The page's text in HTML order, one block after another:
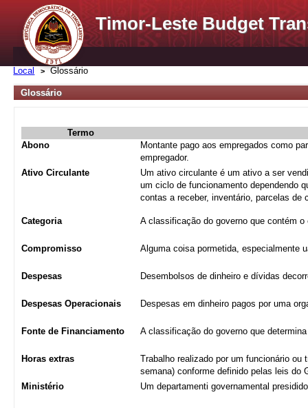
Timor-Leste Budget
Local Glossário
Glossário
Termo
Abono
Montante pago aos empregados como
empregador.
Ativo Circulante
Um ativo circulante é um ativo a ser
um ciclo de funcionamento dependendo
contas a receber, inventário, parcelas de
Categoria A classificação do governo que contém
Compromisso Alguma coisa pormetida, especialmente
Despesas Desembolsos de dinheiro e dívidas
Despesas Operacionais Despesas em dinheiro pagos por uma
Fonte de Financiamento A classificação do governo que
Horas extras
Trabalho realizado por um funcionário
semana) conforme definido pelas leis do
Ministério
Um departamenti governamental